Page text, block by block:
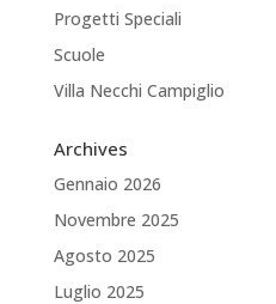
Progetti Speciali
Scuole
Villa Necchi Campiglio
Archives
Gennaio 2026
Novembre 2025
Agosto 2025
Luglio 2025